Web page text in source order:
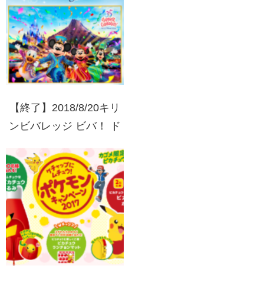
【終了】2018/8/20キリ
ンビバレッジ ビバ！ ド
ーン